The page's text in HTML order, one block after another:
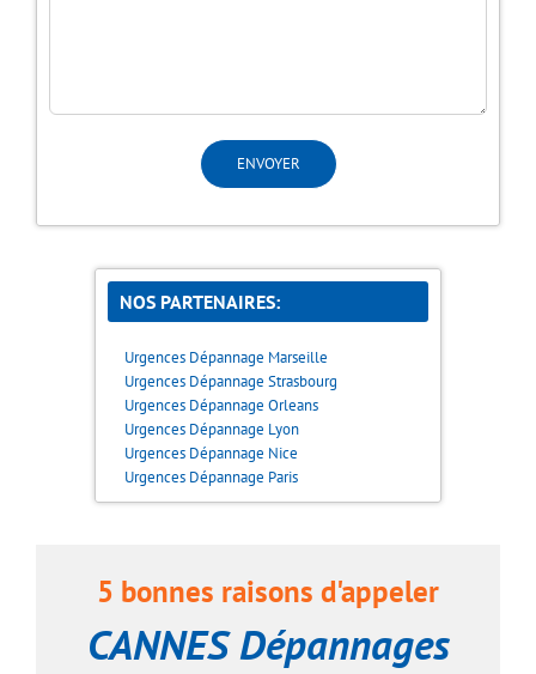
NOS PARTENAIRES:
Urgences Dépannage Marseille
Urgences Dépannage Strasbourg
Urgences Dépannage Orleans
Urgences Dépannage Lyon
Urgences Dépannage Nice
Urgences Dépannage Paris
5 bonnes raisons d'appeler
CANNES Dépannages